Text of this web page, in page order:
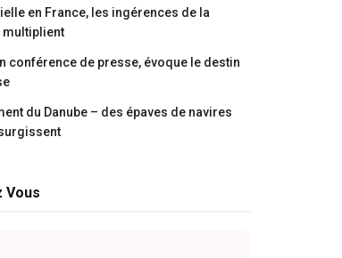
en France, les ingérences de la
multiplient
conférence de presse, évoque le destin
du Danube – des épaves de navires
Vous